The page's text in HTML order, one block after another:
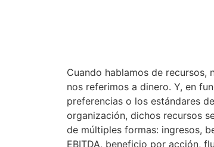
Cuando hablamos de recursos,
nos referimos a dinero. Y, en
preferencias o los estándares
organización, dichos recursos
de múltiples formas: ingresos,
EBITDA, beneficio por acción,